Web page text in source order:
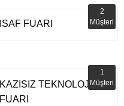
ISAF FUARI
2
Müşteri
KAZISIZ TEKNOLOJİLER
FUARI
1
Müşteri